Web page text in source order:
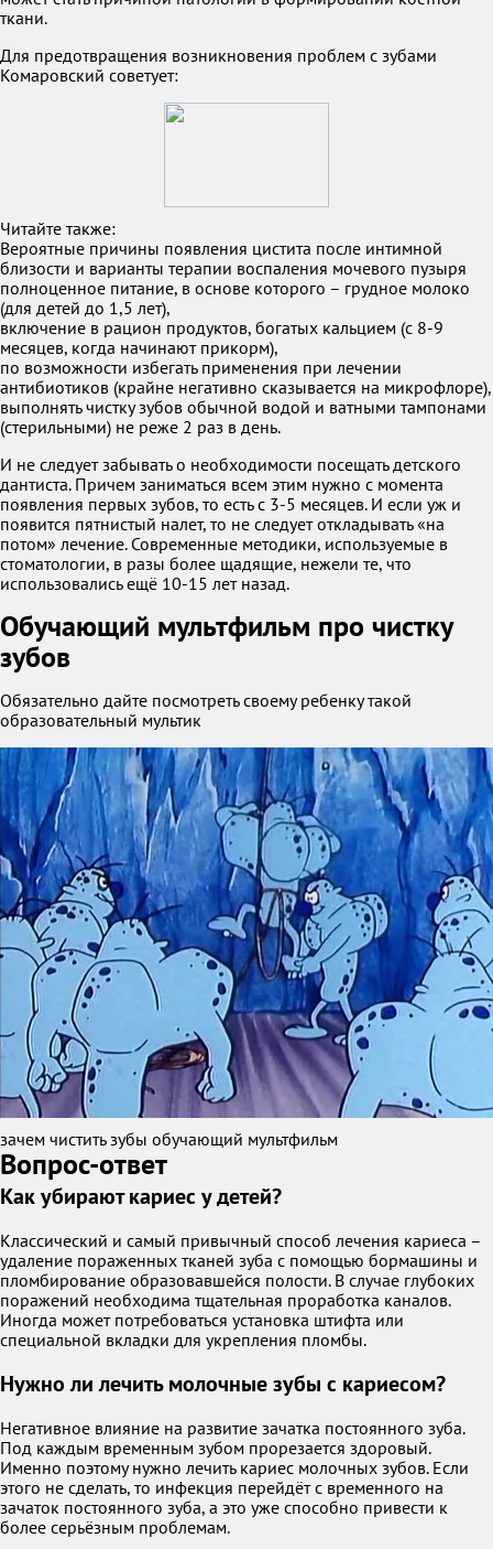
ткани.
Для предотвращения возникновения проблем с зубами
Комаровский советует:
Читайте также:
Вероятные причины появления цистита после интимной
близости и варианты терапии воспаления мочевого пузыря
полноценное питание, в основе которого – грудное молоко
(для детей до 1,5 лет),
включение в рацион продуктов, богатых кальцием (с 8-9
месяцев, когда начинают прикорм),
по возможности избегать применения при лечении
антибиотиков (крайне негативно сказывается на микрофлоре),
выполнять чистку зубов обычной водой и ватными тампонами
(стерильными) не реже 2 раз в день.
И не следует забывать о необходимости посещать детского
дантиста. Причем заниматься всем этим нужно с момента
появления первых зубов, то есть с 3-5 месяцев. И если уж и
появится пятнистый налет, то не следует откладывать «на
потом» лечение. Современные методики, используемые в
стоматологии, в разы более щадящие, нежели те, что
использовались ещё 10-15 лет назад.
Обучающий мультфильм про чистку
зубов
Обязательно дайте посмотреть своему ребенку такой
образовательный мультик
зачем чистить зубы обучающий мультфильм
Вопрос-ответ
Как убирают кариес у детей?
Классический и самый привычный способ лечения кариеса –
удаление пораженных тканей зуба с помощью бормашины и
пломбирование образовавшейся полости. В случае глубоких
поражений необходима тщательная проработка каналов.
Иногда может потребоваться установка штифта или
специальной вкладки для укрепления пломбы.
Нужно ли лечить молочные зубы с кариесом?
Негативное влияние на развитие зачатка постоянного зуба.
Под каждым временным зубом прорезается здоровый.
Именно поэтому нужно лечить кариес молочных зубов. Если
этого не сделать, то инфекция перейдёт с временного на
зачаток постоянного зуба, а это уже способно привести к
более серьёзным проблемам.